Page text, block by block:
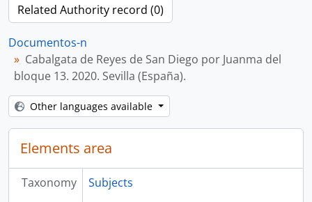
Related Authority record (0)
Documentos-n
Cabalgata de Reyes de San Diego por Juanma del
bloque 13. 2020. Sevilla (España).
Other languages available
Elements area
Taxonomy
Subjects